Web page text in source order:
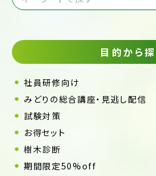
目的から
社員研修向け
みどりの総合講座・見逃し配信
試験対策
お得セット
樹木診断
期間限定50%off